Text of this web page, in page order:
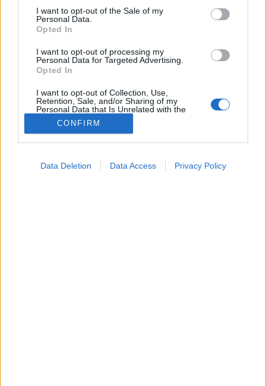
consent section.
I want to opt-out of the Sale of my
Personal Data.
Opted In
I want to opt-out of processing my
Personal Data for Targeted Advertising.
Opted In
I want to opt-out of Collection, Use,
Retention, Sale, and/or Sharing of my
Personal Data that Is Unrelated with the
Purposes for which it was collected.
Opted Out
CONFIRM
Data Deletion Data Access Privacy Policy